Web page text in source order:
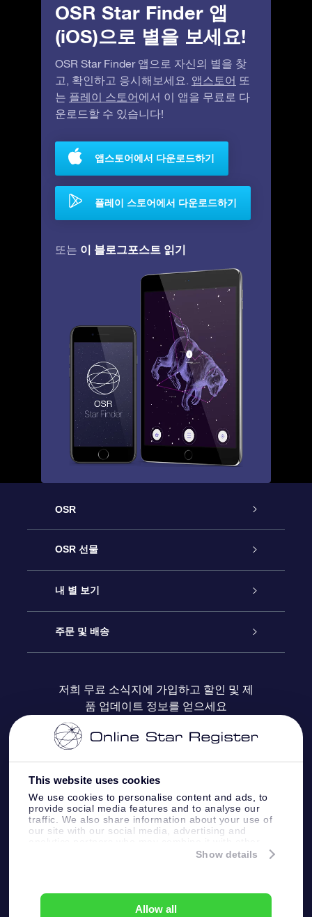
This website uses cookies
We use cookies to personalise content and ads, to
provide social media features and to analyse our
traffic. We also share information about your use of
our site with our social media, advertising and
information that you’ve provided to them or that
Show details
Allow all
OSR Star Finder 앱
(iOS)으로 별을 보세요!
OSR Star Finder 앱으로 자신의 별을 찾
고, 확인하고 응시해보세요. 앱스토어 또
는 플레이 스토어에서 이 앱을 무료로 다
운로드할 수 있습니다!
앱스토어에서 다운로드하기
플레이 스토어에서 다운로드하기
또는 이 블로그포스트 읽기
OSR
고객 서비스
연락처
블로그
OSR 선물
온라인 별 선물
OSR 선물 팩
OSR 상품권
기업 선물
내 별 보기
Star Register
맞춤 별 페이지
One Million Stars
Fly me to the stars VR 앱
주문 및 배송
결제 정보
배송 정보
환불 정책
별자리
저희 무료 소식지에 가입하고 할인 및 제
품 업데이트 정보를 얻으세요
고객 서비스:help@osr.org